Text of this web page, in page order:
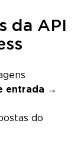
da API
entrada →
do